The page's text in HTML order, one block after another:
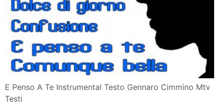
E Penso A Te Instrumental Testo Gennaro Cimmino Mtv
Testi